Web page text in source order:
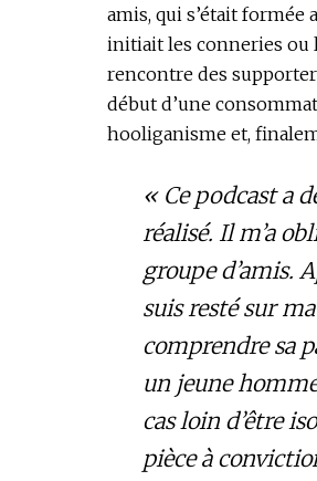
amis, qui s’était formée
initiait les conneries ou
rencontre des
début d’une
hooliganisme et,
« Ce podcast a
réalisé. Il m’a
groupe d’amis.
suis resté sur
comprendre sa
un jeune
cas loin d’être
pièce à